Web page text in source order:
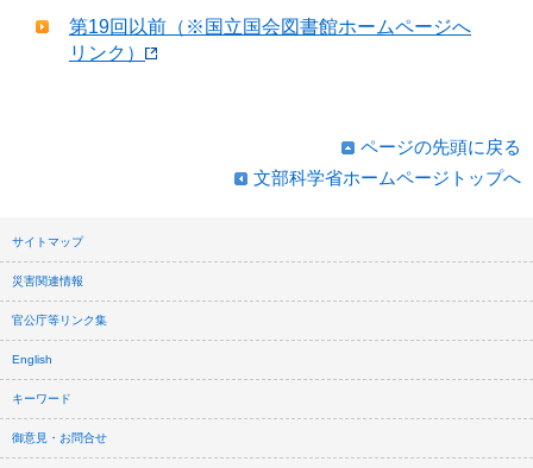
第19回以前（※国立国会図書館ホームページへ
リンク）
ページの先頭に戻る
文部科学省ホームページトップへ
サイトマップ
災害関連情報
官公庁等リンク集
English
キーワード
御意見・お問合せ